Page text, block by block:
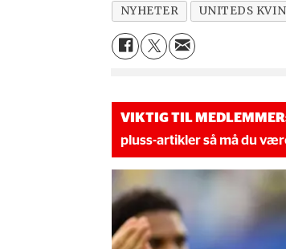
NYHETER UNITEDS
VIKTIG TIL
pluss-artikler så må du